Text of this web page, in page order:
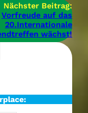
Nächster Beitrag:
Vorfreude auf das
20.Internationale
wächst!